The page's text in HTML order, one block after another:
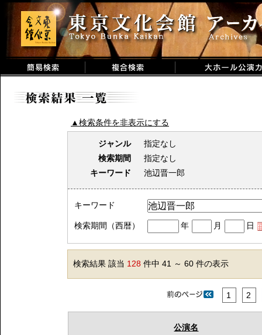
▲検索条件を非表示にする
ジャンル
指定なし
検索期間
指定なし
キーワード
池辺晋一郎
キーワード
検索期間（西暦） 年 月 日
検索結果 該当 128 件中 41 ～ 60 件の表示
1 2
公演名